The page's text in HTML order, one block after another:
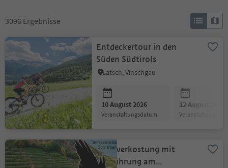
3096 Ergebnisse
Entdeckertour in den
Süden Südtirols
Latsch, Vinschgau
10 August 2026
Veranstaltungsdatum
12 August 2026
Weinverkostung mit
Hofführung am